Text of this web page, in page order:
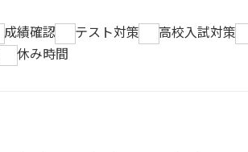
成績確認 テスト対策 高校入試対策
休み時間